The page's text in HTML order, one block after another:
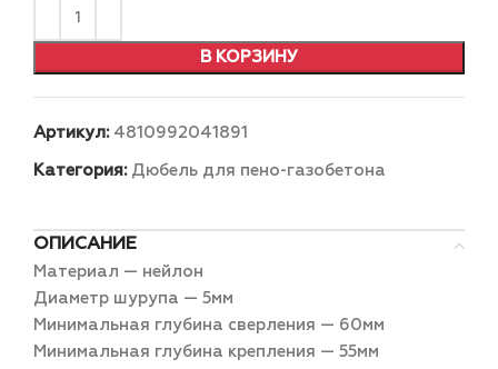
В КОРЗИНУ
Артикул: 4810992041891
Категория: Дюбель для пено-газобетона
ОПИСАНИЕ
Материал — нейлон
Диаметр шурупа — 5мм
Минимальная глубина сверления — 60мм
Минимальная глубина крепления — 55мм